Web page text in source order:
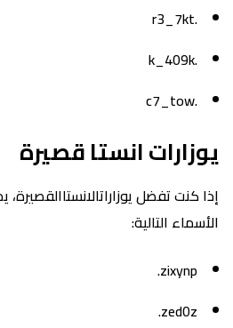
.r3_7kt
.k_409k
.c7_tow
يوزارات انستا قصيرة
إذا كنت تفضل
الأسماء التالية:
zixynp.
zed0z.